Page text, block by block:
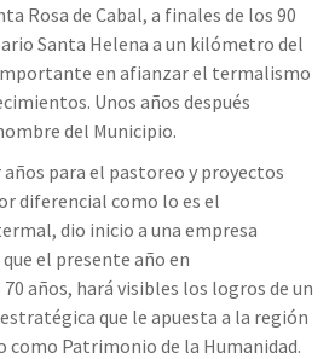
Rosa de Cabal, a finales de los 90
Santa Helena a un kilómetro del
en afianzar el termalismo
Unos años después
del Municipio.
para el pastoreo y proyectos
diferencial como lo es el
dio inicio a una empresa
el presente año en
años, hará visibles los logros de un
que le apuesta a la región
Patrimonio de la Humanidad.